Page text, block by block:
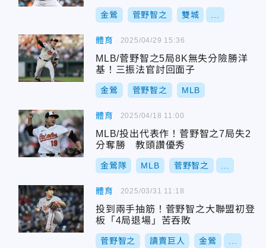
金鶯 菅野智之 雙城
體育
MLB/菅野智之5局8K無失分險勝洋
基！三振法官討回面子
金鶯 菅野智之 MLB
2025/04/29 15:36
體育
MLB/投出代表作！菅野智之7局失2
分奪勝 教頭讚優秀
金鶯隊 MLB 菅野智之
2025/04/18 11:00
體育
投到兩手抽筋！菅野智之大聯盟初登
板「4局退場」苦吞敗
菅野智之 讀賣巨人 金鶯
2025/03/31 11:18